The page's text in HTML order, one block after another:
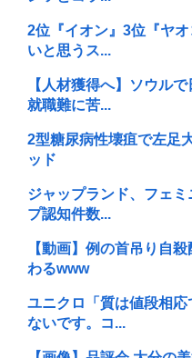
2位『イオン』3位『ヤ
いと思うス...
【人材獲得へ】ソウル
就職難に苦...
2型糖尿病性壊疽で左足
ッド
ジャップランド、フェ
プ認知件数...
【動画】例の首吊り自
わるwww
ユニクロ「質は値段相応
ないです。コ...